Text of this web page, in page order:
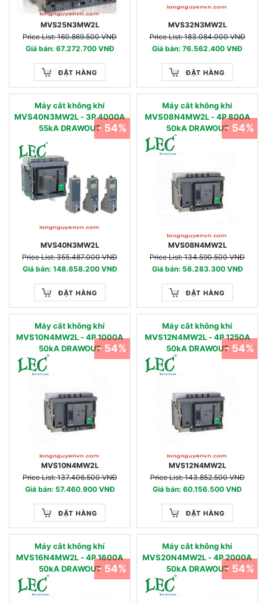
MVS25N3MW2L
Price List: 160.869.500 VNĐ
Giá bán: 67.272.700 VNĐ
ĐẶT HÀNG
MVS32N3MW2L
Price List: 183.084.000 VNĐ
Giá bán: 76.562.400 VNĐ
ĐẶT HÀNG
Máy cắt không khí
MVS40N3MW2L - 3P 4000A
55kA DRAWOUT
MVS40N3MW2L
Price List: 355.487.000 VNĐ
Giá bán: 148.658.200 VNĐ
ĐẶT HÀNG
- 54%
Máy cắt không khí
MVS08N4MW2L - 4P 800A
50kA DRAWOUT
MVS08N4MW2L
Price List: 134.590.500 VNĐ
Giá bán: 56.283.300 VNĐ
ĐẶT HÀNG
- 54%
Máy cắt không khí
MVS10N4MW2L - 4P 1000A
50kA DRAWOUT
MVS10N4MW2L
Price List: 137.406.500 VNĐ
Giá bán: 57.460.900 VNĐ
ĐẶT HÀNG
- 54%
Máy cắt không khí
MVS12N4MW2L - 4P 1250A
50kA DRAWOUT
MVS12N4MW2L
Price List: 143.852.500 VNĐ
Giá bán: 60.156.500 VNĐ
ĐẶT HÀNG
- 54%
Máy cắt không khí
MVS16N4MW2L - 4P 1600A
50kA DRAWOUT- 54%
Máy cắt không khí
MVS20N4MW2L - 4P 2000A
50kA DRAWOUT- 54%